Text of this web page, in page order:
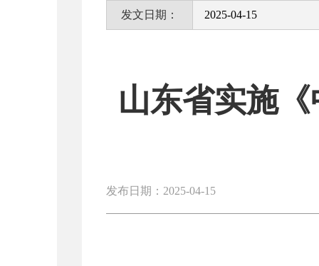
发文日期： 2025-04-15
山东省实施
发布日期：2025-04-15